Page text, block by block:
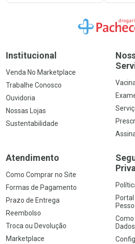
Ir para a Home
Institucional
Venda No Marketplace
Trabalhe Conosco
Ouvidoria
Nossas Lojas
Sustentabilidade
Atendimento
Como Comprar no Site
Formas de Pagamento
Prazo de Entrega
Reembolso
Troca ou Devolução
Marketplace
Dados